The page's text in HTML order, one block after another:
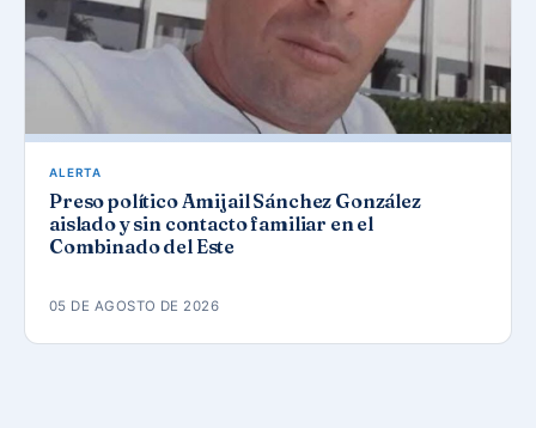
ALERTA
Preso político Amijail Sánchez González
aislado y sin contacto familiar en el
Combinado del Este
05 DE AGOSTO DE 2026